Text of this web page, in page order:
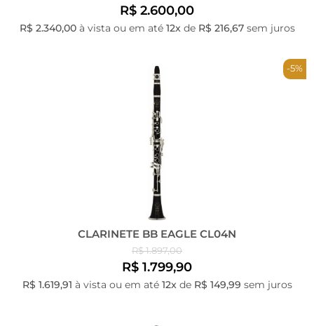
R$ 2.600,00
R$ 2.340,00à vista ou em até 12xde R$ 216,67sem juros
-5%
CLARINETE BB EAGLE CL04N
R$ 1.897,00
R$ 1.799,90
R$ 1.619,91 à vista ou em até 12xde R$ 149,99 sem juros